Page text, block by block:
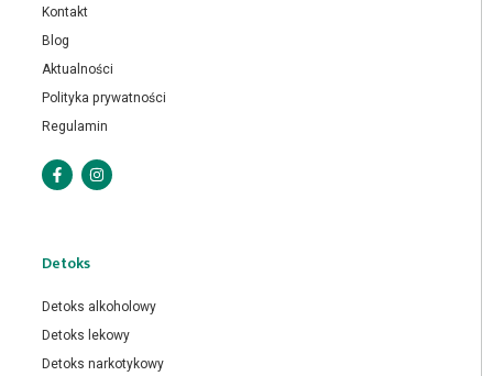
Kontakt
Blog
Aktualności
Polityka prywatności
Regulamin
Detoks
Detoks alkoholowy
Detoks lekowy
Detoks narkotykowy